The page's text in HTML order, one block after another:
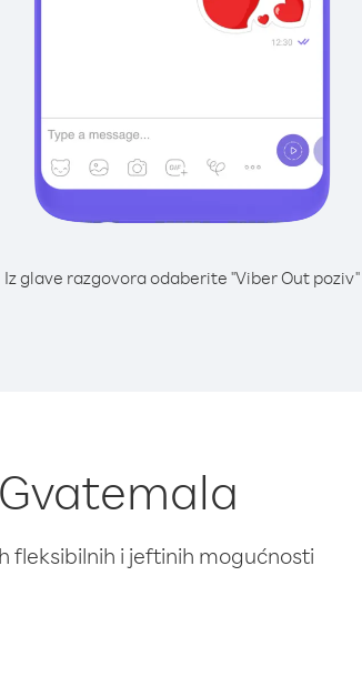
Iz glave razgovora odaberite "Viber Out poziv"
fleksibilnih i jeftinih mogućnosti